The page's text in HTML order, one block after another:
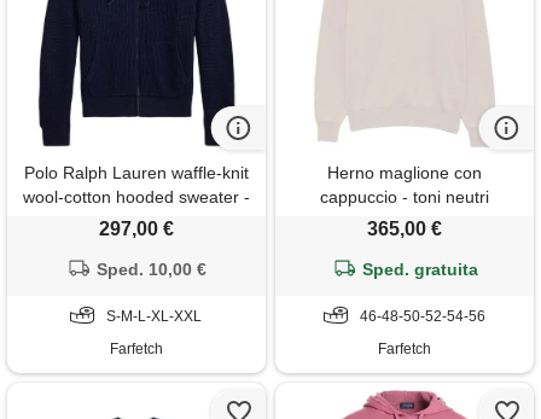
Polo Ralph Lauren waffle-knit
wool-cotton hooded sweater -
blu
297,00 €
Sped. 10,00 €
S-M-L-XL-XXL
Farfetch
Herno maglione con
cappuccio - toni neutri
365,00 €
Sped. gratuita
46-48-50-52-54-56
Farfetch